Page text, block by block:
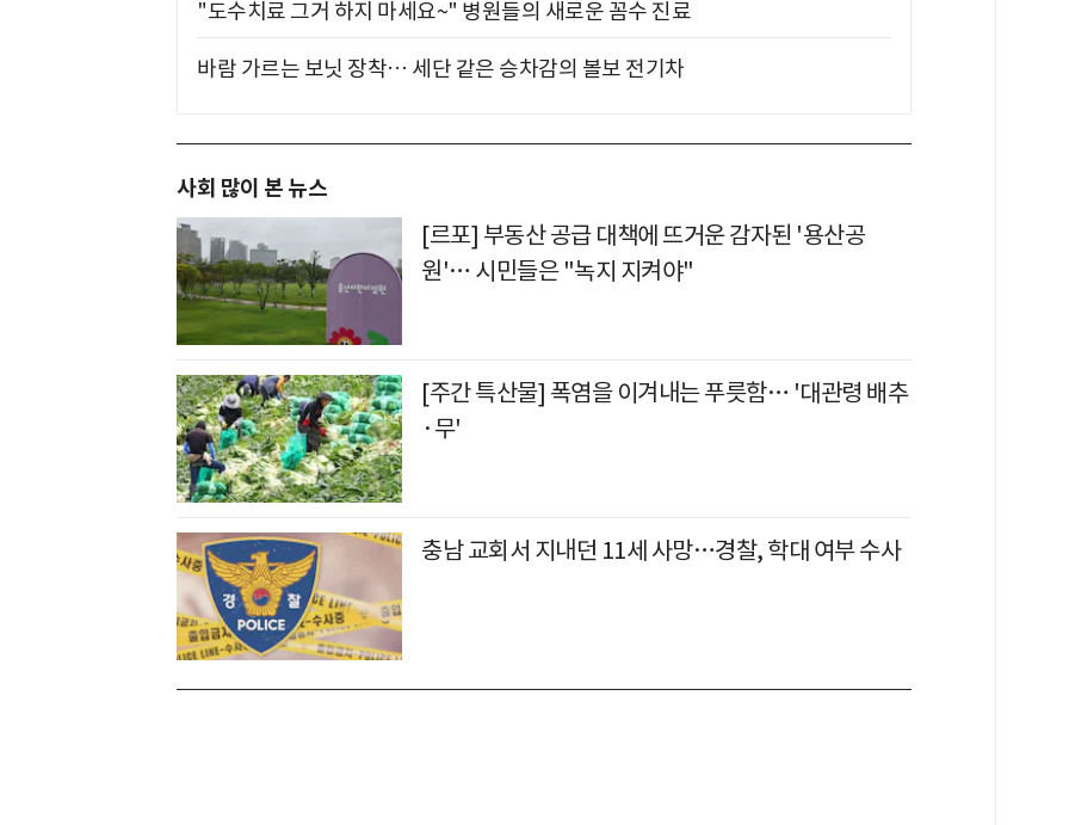
"도수치료 그거 하지 마세요~" 병원들의 새로운 꼼수 진료
바람 가르는 보닛 장착… 세단 같은 승차감의 볼보 전기차
사회 많이 본 뉴스
[르포] 부동산 공급 대책에 뜨거운 감자된 '용산공
원'… 시민들은 "녹지 지켜야"
[주간 특산물] 폭염을 이겨내는 푸릇함… '대관령 배추
·무'
충남 교회서 지내던 11세 사망…경찰, 학대 여부 수사